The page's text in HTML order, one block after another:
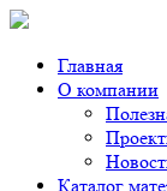
Главная
О компании
Каталог